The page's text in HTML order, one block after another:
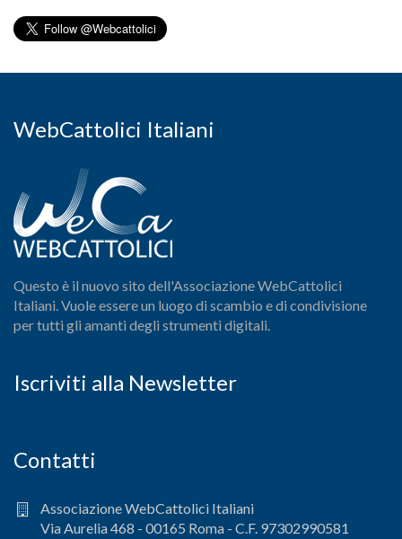
WebCattolici Italiani
Questo è il nuovo sito dell'Associazione WebCattolici
Italiani. Vuole essere un luogo di scambio e di condivisione
per tutti gli amanti degli strumenti digitali.
Iscriviti alla Newsletter
Contatti
Associazione WebCattolici Italiani
Via Aurelia 468 - 00165 Roma - C.F. 97302990581